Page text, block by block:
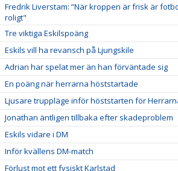
Fredrik Liverstam: ”När kroppen är frisk är
roligt"
Tre viktiga Eskilspoäng
Eskils vill ha revansch på Ljungskile
Adrian har spelat mer än han förväntade sig
En poäng när herrarna höststartade
Ljusare truppläge inför höststarten för
Jonathan äntligen tillbaka efter skadeproblem
Eskils vidare i DM
Inför kvällens DM-match
Förlust mot ett fysiskt Karlstad